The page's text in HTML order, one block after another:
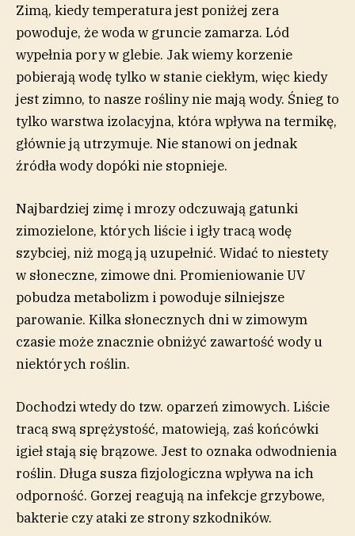
Zimą, kiedy temperatura jest poniżej zera
powoduje, że woda w gruncie zamarza. Lód
wypełnia pory w glebie. Jak wiemy korzenie
pobierają wodę tylko w stanie ciekłym, więc kiedy
jest zimno, to nasze rośliny nie mają wody. Śnieg to
tylko warstwa izolacyjna, która wpływa na termikę,
głównie ją utrzymuje. Nie stanowi on jednak
źródła wody dopóki nie stopnieje.
Najbardziej zimę i mrozy odczuwają gatunki
zimozielone, których liście i igły tracą wodę
szybciej, niż mogą ją uzupełnić. Widać to niestety
w słoneczne, zimowe dni. Promieniowanie UV
pobudza metabolizm i powoduje silniejsze
parowanie. Kilka słonecznych dni w zimowym
czasie może znacznie obniżyć zawartość wody u
niektórych roślin.
Dochodzi wtedy do tzw. oparzeń zimowych. Liście
tracą swą sprężystość, matowieją, zaś końcówki
igieł stają się brązowe. Jest to oznaka odwodnienia
roślin. Długa susza fizjologiczna wpływa na ich
odporność. Gorzej reagują na infekcje grzybowe,
bakterie czy ataki ze strony szkodników.